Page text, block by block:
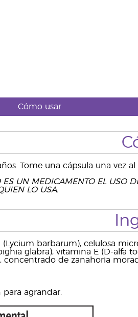
Cómo usar
Tome una cápsula una vez
ES UN MEDICAMENTO EL USO
LO USA.
barbarum), celulosa
glabra), vitamina E (D-alfa
concentrado de zanahoria
agrandar.